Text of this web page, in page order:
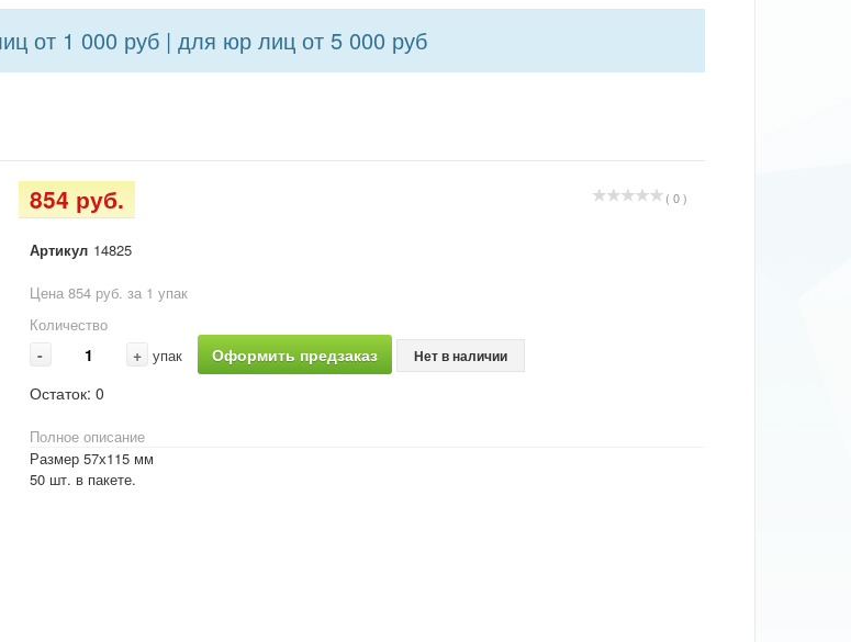
от 1 000 руб | для юр лиц от 5 000 руб
( 0 )
854 руб.
Артикул 14825
Цена 854 руб. за 1 упак
Количество
- + упак Оформить предзаказ Нет в наличии
Остаток: 0
Полное описание
Размер 57х115 мм
50 шт. в пакете.